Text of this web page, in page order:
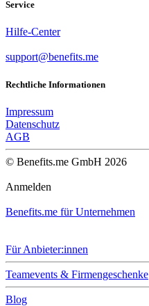
Service
Hilfe-Center
support@benefits.me
Rechtliche Informationen
Impressum
Datenschutz
AGB
© Benefits.me GmbH 2026
Anmelden
Benefits.me für Unternehmen
Für Anbieter:innen
Teamevents & Firmengeschenke
Blog